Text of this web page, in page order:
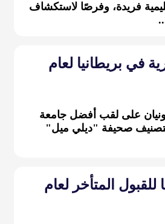
فريدة، وفرصًا لاستكشاف
في بريطانيا لعام
على لقب أفضل جامعة
صحيفة "ديلي ميل"
للقبول المتأخر لعام